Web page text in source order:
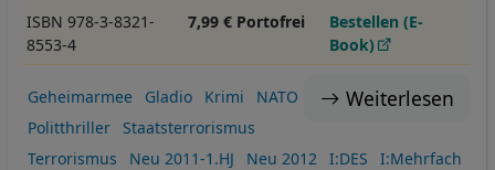
ISBN 978-3-8321-
8553-4
7,99 € Portofrei
Bestellen (E-
Book)
Weiterlesen
Geheimarmee Gladio Krimi
NATO
Politthriller
Staatsterrorismus
Terrorismus
Neu 2011-1.HJ Neu 2012 I:DES
I:Mehrfach